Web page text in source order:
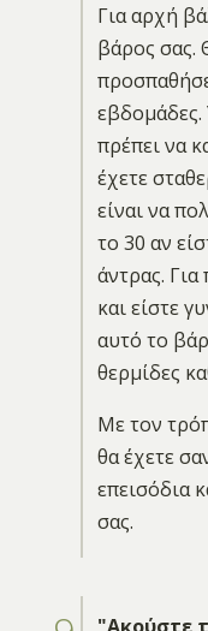
Για αρχή
βάρος σας.
εβδομάδες.
πρέπει να
έχετε
είναι να
το 30 αν
άντρας. Για
και είστε
αυτό το
θερμίδες
Με τον
θα έχετε
επεισόδια
σας.